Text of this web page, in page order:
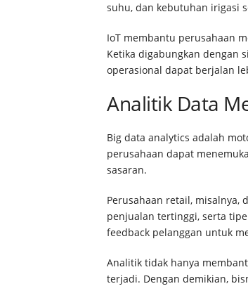
suhu, dan kebutuhan irigasi
IoT membantu perusahaan
Ketika digabungkan dengan
operasional dapat berjalan
Analitik Data
Big data analytics adalah
perusahaan dapat
sasaran.
Perusahaan retail, misalnya,
penjualan tertinggi, serta
feedback pelanggan untuk
Analitik tidak hanya
terjadi. Dengan demikian,